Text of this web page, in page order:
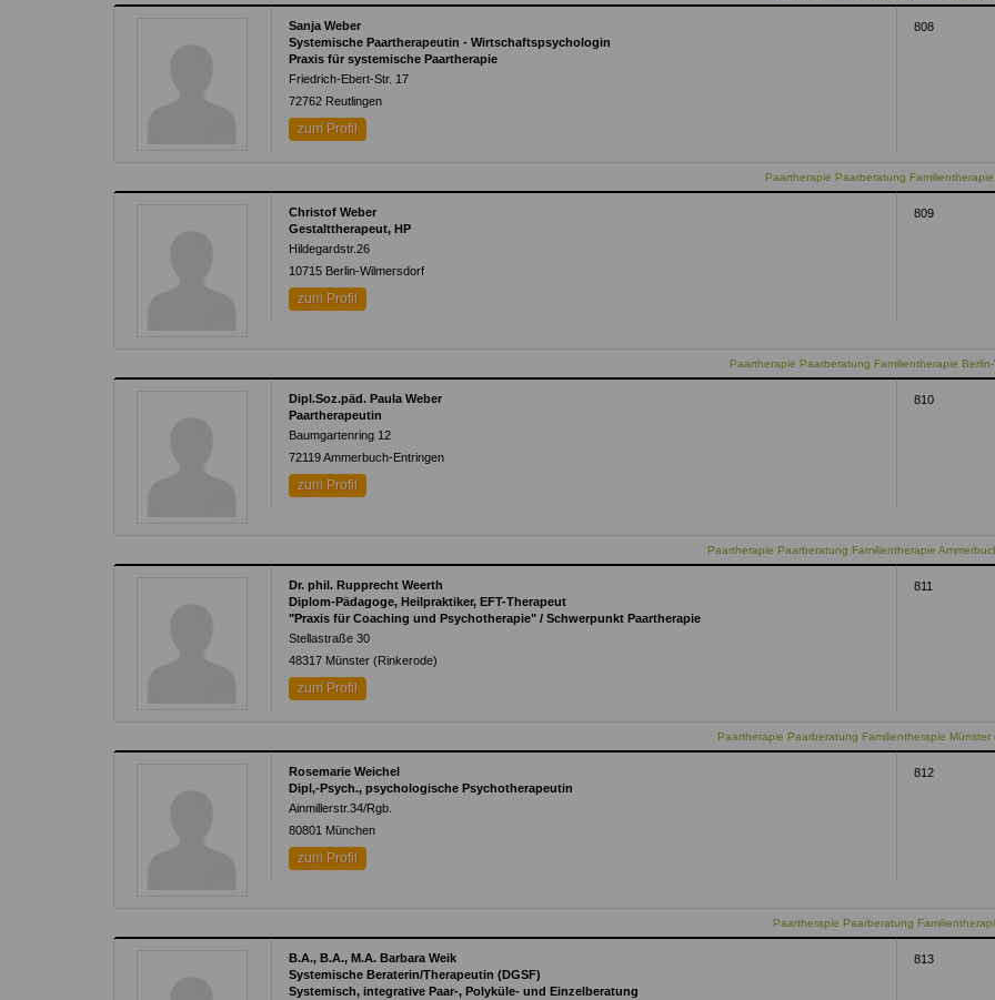
Sanja Weber
Systemische Paartherapeutin - Wirtschaftspsychologin
Praxis für systemische Paartherapie
Friedrich-Ebert-Str. 17
72762 Reutlingen
zum Profil
808
Paartherapie Paarberatung
Christof Weber
Gestalttherapeut, HP
Hildegardstr.26
10715 Berlin-Wilmersdorf
zum Profil
809
Paartherapie Paarberatung Familientherapie Berlin-
Dipl.Soz.päd. Paula Weber
Paartherapeutin
Baumgartenring 12
72119 Ammerbuch-Entringen
zum Profil
810
Paartherapie Paarberatung Familientherapie
Dr. phil. Rupprecht Weerth
Diplom-Pädagoge, Heilpraktiker, EFT-Therapeut
"Praxis für Coaching und Psychotherapie" / Schwerpunkt Paartherapie
Stellastraße 30
48317 Münster (Rinkerode)
zum Profil
811
Paartherapie Paarberatung Familientherapie Münster
Rosemarie Weichel
Dipl,-Psych., psychologische Psychotherapeutin
Ainmillerstr.34/Rgb.
80801 München
zum Profil
812
Paartherapie Paarberatung
B.A., B.A., M.A. Barbara Weik
Systemische Beraterin/Therapeutin (DGSF)
Systemisch, integrative Paar-, Polyküle- und Einzelberatung
813